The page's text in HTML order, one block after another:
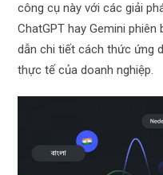
công cụ này với các giải
ChatGPT hay Gemini
dẫn chi tiết cách thức ứng
thực tế của doanh nghiệp.